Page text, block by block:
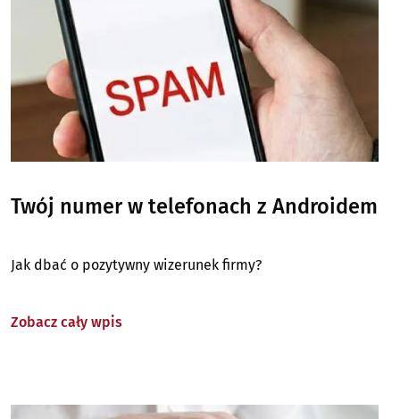
Twój numer w telefonach z Androidem
Jak dbać o pozytywny wizerunek firmy?
Zobacz cały wpis